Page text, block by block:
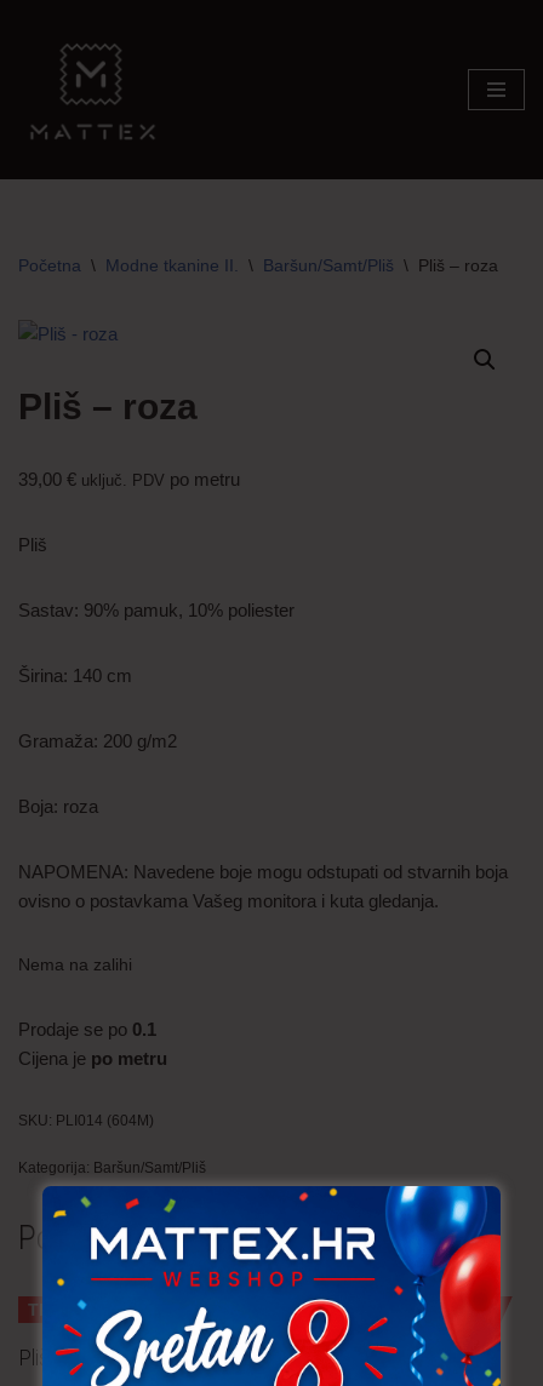
content
Početna \ Modne tkanine II. \ Baršun/Samt/Pliš \ Pliš – roza
Pliš – roza
39,00 € uključ. PDV po metru
Pliš
Sastav: 90% pamuk, 10% poliester
Širina: 140 cm
Gramaža: 200 g/m2
Boja: roza
NAPOMENA: Navedene boje mogu odstupati od stvarnih boja
ovisno o postavkama Vašeg monitora i kuta gledanja.
Nema na zalihi
Prodaje se po 0.1
Cijena je po metru
SKU: PLI014 (604M)
Kategorija: Baršun/Samt/Pliš
Povezani proizvodi
TRAJNO NISKA CIJENA!
Pliš – svijetlo žuta
TRAJNO NISKA CIJENA!
Pliš – zeko